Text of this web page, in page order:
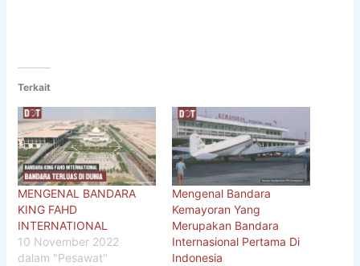
Terkait
MENGENAL BANDARA
KING FAHD
INTERNATIONAL
10 November 2022
dalam "Pesawat"
Mengenal Bandara
Kemayoran Yang
Merupakan Bandara
Internasional Pertama Di
Indonesia